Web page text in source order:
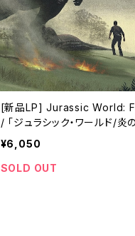
[新品LP] Jurassic World:
/ 「ジュラシック・ワールド/炎
¥6,050
SOLD OUT